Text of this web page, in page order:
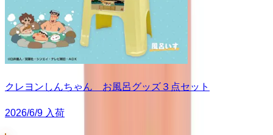
クレヨンしんちゃん お風呂グッズ３点セット
2026/6/9 入荷